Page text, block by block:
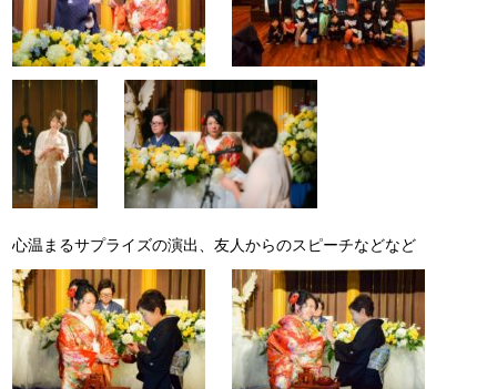
心温まるサプライズの演出、友人からのスピーチなどなど